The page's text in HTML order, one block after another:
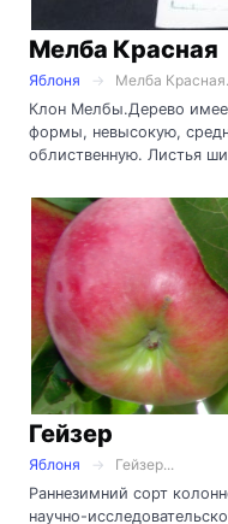
Мелба Красная
Яблоня
Мелба
Клон Мелбы.Дерево
формы, невысокую,
облиственную. Листья
Гейзер
Яблоня
Гейзер...
Раннезимний сорт
научно-